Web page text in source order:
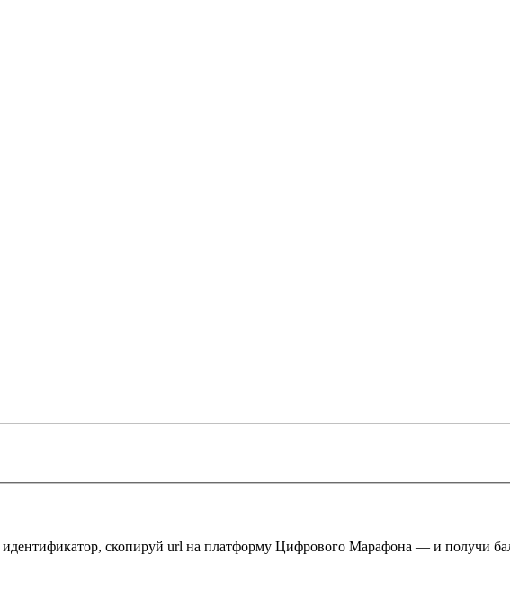
идентификатор, скопируй url на платформу Цифрового Марафона — и получи